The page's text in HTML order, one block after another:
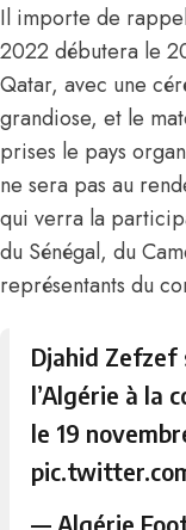
Il importe de
2022 débutera le
Qatar, avec une
grandiose, et le
prises le pays
ne sera pas au
qui verra la
du Sénégal, du
représentants du
Djahid
l’Algérie à la
le 19
— Algérie